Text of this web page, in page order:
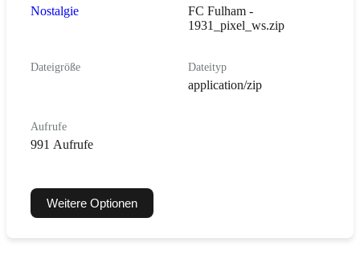
Nostalgie
FC Fulham -
1931_pixel_ws.zip
Dateigröße Dateityp
application/zip
Aufrufe
991 Aufrufe
Weitere Optionen